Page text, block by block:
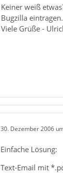
Keiner weiß
Bugzilla eintragen.
Viele Grüße -
30. Dezember 2006
Einfache Lösung:
Text-Email mit